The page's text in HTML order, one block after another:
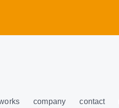
company contact